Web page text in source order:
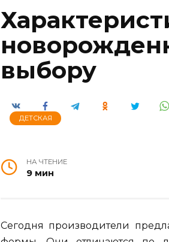
выбору
ДЕТСКАЯ
НА ЧТЕНИЕ
9 мин
Сегодня производители